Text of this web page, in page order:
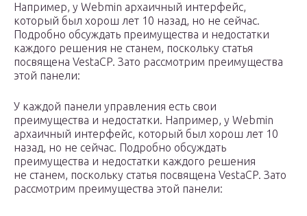
Например, у Webmin архаичный интерфейс,
который был хорош лет 10 назад, но не сейчас.
Подробно обсуждать преимущества и недостатки
каждого решения не станем, поскольку статья
посвящена VestaCP. Зато рассмотрим преимущества
этой панели:
У каждой панели управления есть свои
преимущества и недостатки. Например, у Webmin
архаичный интерфейс, который был хорош лет 10
назад, но не сейчас. Подробно обсуждать
преимущества и недостатки каждого решения
не станем, поскольку статья посвящена VestaCP. Зато
рассмотрим преимущества этой панели: